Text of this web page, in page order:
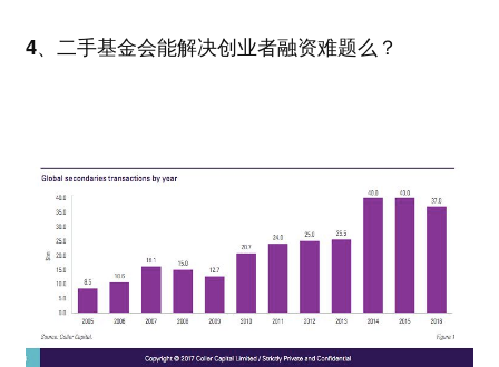
4、二手基金会能解决创业者融资难题么？